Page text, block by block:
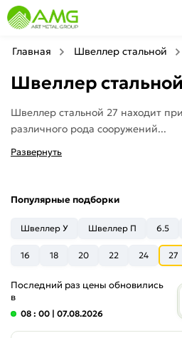
Главная Швеллер стальной
Швеллер
Швеллер стальной 27 находит
различного рода сооружений...
Развернуть
Популярные подборки
Швеллер У Швеллер П 6.5
16 18 20 22 24 27
Последний раз цены обновились
в
08 : 00 | 07.08.2026